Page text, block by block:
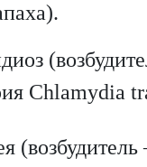
Chlamydia